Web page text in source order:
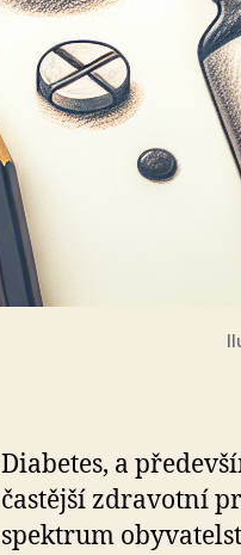
Diabetes, a
častější zdravotní
spektrum